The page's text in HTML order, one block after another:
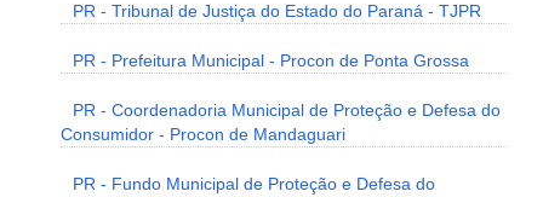
PR - Tribunal de Justiça do Estado do Paraná - TJPR
PR - Prefeitura Municipal - Procon de Ponta Grossa
PR - Coordenadoria Municipal de Proteção e Defesa do
Consumidor - Procon de Mandaguari
PR - Fundo Municipal de Proteção e Defesa do